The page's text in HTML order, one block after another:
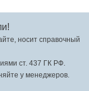
носит справочный
ст. 437 ГК РФ.
у менеджеров.